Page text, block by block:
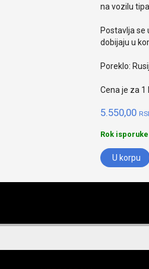
na vozilu
Postavlja se
dobijaju u
Poreklo:
Cena je za 1
5.550,00
Rok
U korpu